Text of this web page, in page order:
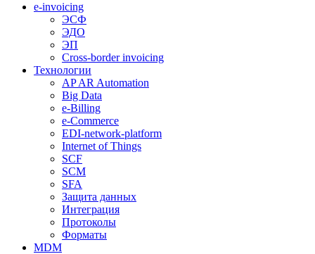
e-invoicing
ЭСФ
ЭДО
ЭП
Cross-border invoicing
Технологии
AP AR Automation
Big Data
e-Billing
e-Commerce
EDI-network-platform
Internet of Things
SCF
SCM
SFA
Защита данных
Интеграция
Протоколы
Форматы
MDM